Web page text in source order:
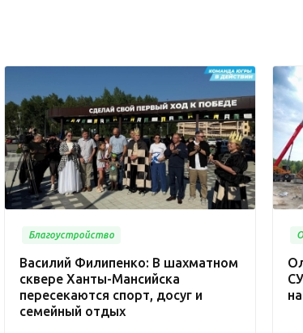
Благоустройство
Василий Филипенко: В шахматном
сквере Ханты-Мансийска
пересекаются спорт, досуг и
семейный отдых